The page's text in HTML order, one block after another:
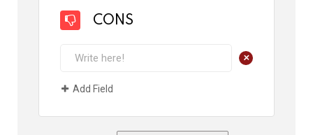
CONS
+
Add Field